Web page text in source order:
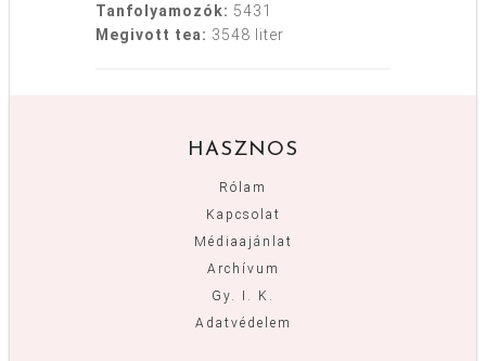
Tanfolyamozók: 5431
Megivott tea: 3548 liter
HASZNOS
Rólam
Kapcsolat
Médiaajánlat
Archívum
Gy. I. K.
Adatvédelem